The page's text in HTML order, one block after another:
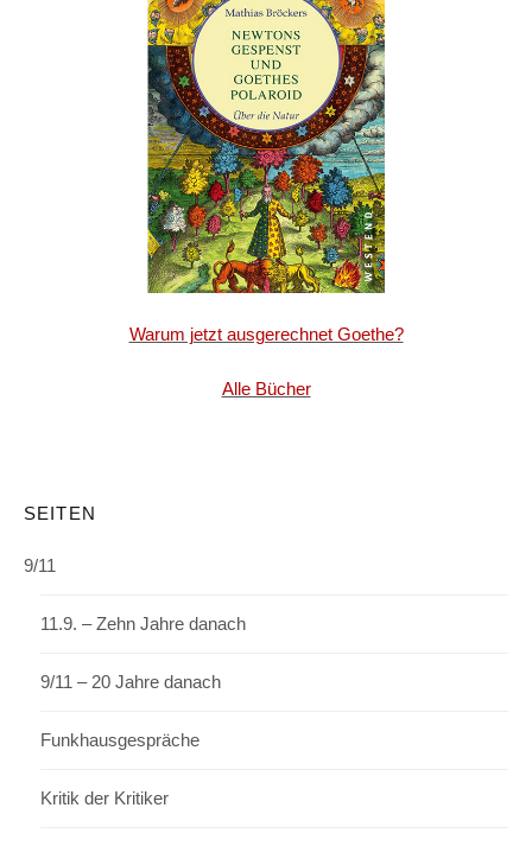
Warum jetzt ausgerechnet Goethe?
Alle Bücher
SEITEN
9/11
11.9. – Zehn Jahre danach
9/11 – 20 Jahre danach
Funkhausgespräche
Kritik der Kritiker